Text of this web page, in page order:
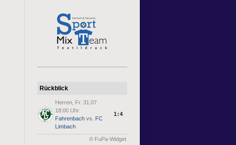
Rückblick
Herren, Fr. 31.07.
18:00 Uhr
Fahrenbachvs.
FC
Limbach
1:4
© FuPa-Widget